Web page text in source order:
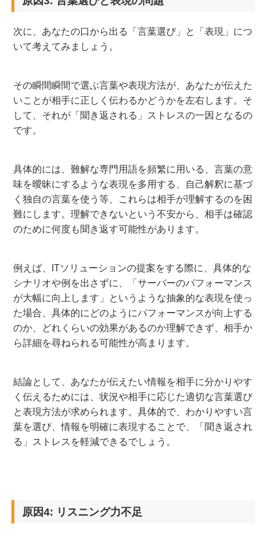
次に、あなたの口から出る「言葉選び」と「表現」につ
いて考えてみましょう。
その瞬間瞬間で選ぶ言葉や表現方法が、あなたが伝えた
いことが相手に正しく伝わるかどうかを左右します。そ
して、それが「聞き返される」ストレスの一因となるの
です。
具体的には、難解な専門用語を頻繁に用いる、言葉の意
味を曖昧にするような表現を多用する、自己解釈に基づ
く独自の言葉を使う等、これらは相手が理解するのを困
難にします。理解できないという不安から、相手は確認
のために何度も聞き返す可能性があります。
例えば、ITソリューションの提案をする際に、具体的な
シナリオや例を出さずに、「サーバーのパフォーマンス
が大幅に向上します」というような抽象的な表現を使っ
た場合、具体的にどのようにパフォーマンスが向上する
のか、どれくらいの効果があるのか理解できず、相手か
ら詳細を尋ねられる可能性が高まります。
結論として、あなたが伝えたい情報を相手に分かりやす
く伝えるためには、状況や相手に応じた適切な言葉選び
と表現方法が求められます。具体的で、わかりやすい言
葉を選び、情報を明確に表現することで、「聞き返され
る」ストレスを軽減できるでしょう。
原因4: リスニング力不足